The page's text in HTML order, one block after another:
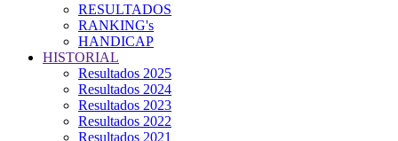
RESULTADOS
RANKING's
HANDICAP
HISTORIAL
Resultados 2025
Resultados 2024
Resultados 2023
Resultados 2022
Resultados 2021